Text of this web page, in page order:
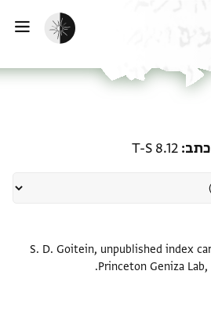
הפעלת מצב כהה
T-S 8.12
S. D. Goitein, unpublished index
Princeton Geniza